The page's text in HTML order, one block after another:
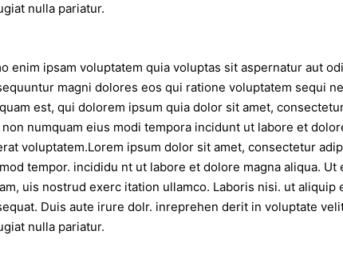
nulla pariatur.
enim ipsam voluptatem quia voluptas sit aspernatur aut
magni dolores eos qui ratione voluptatem sequi
est, qui dolorem ipsum quia dolor sit amet,
numquam eius modi tempora incidunt ut labore et
voluptatem.Lorem ipsum dolor sit amet, consectetur
tempor. incididu nt ut labore et dolore magna aliqua. Ut
uis nostrud exerc itation ullamco. Laboris nisi. ut aliquip
Duis aute irure dolr. inreprehen derit in voluptate
nulla pariatur.